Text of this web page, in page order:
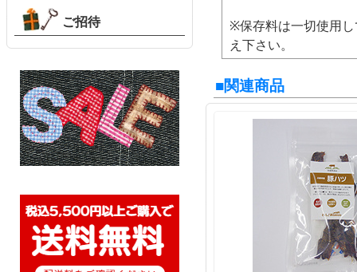
※保存料は一切使用
え下さい。
■関連商品
ご招待